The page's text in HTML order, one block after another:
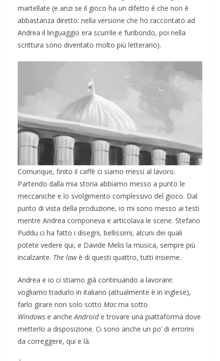
martellate (e anzi se il gioco ha un difetto è che non è
abbastanza diretto: nella versione che ho raccontato ad
Andrea il linguaggio era scurrile e furibondo, poi nella
scrittura sono diventato molto più letterario).
Comunque, finito il caffè ci siamo messi al lavoro.
Partendo dalla mia storia abbiamo messo a punto le
meccaniche e lo svolgimento complessivo del gioco. Dal
punto di vista della produzione, io mi sono messo ai testi
mentre Andrea componeva e articolava le scene. Stefano
Puddu ci ha fatto i disegni, bellissimi, alcuni dei quali
potete vedere qui, e Davide Melis la musica, sempre più
incalzante. The lawè di questi quattro, tutti insieme.
Andrea e io ci stiamo già continuando a lavorare:
vogliamo tradurlo in italiano (attualmente è in inglese),
farlo girare non solo sotto Macma sotto
Windows e anche Androide trovare una piattaforma dove
metterlo a disposizione. Ci sono anche un po’ di errorini
da correggere, qui e là.